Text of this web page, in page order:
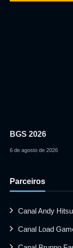
BGS 2026
6 de agosto de 2026
Parceiros
Canal Andy
Canal Load